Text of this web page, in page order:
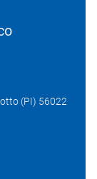
(PI) 56022